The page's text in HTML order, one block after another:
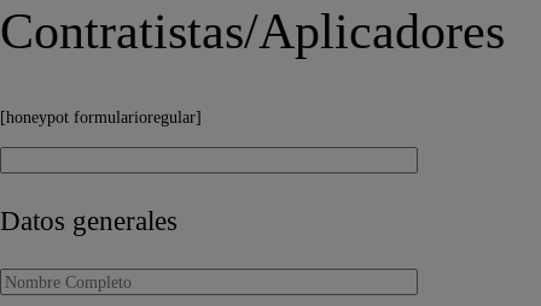
Contratistas/Aplicadores
[honeypot formularioregular]
Datos generales